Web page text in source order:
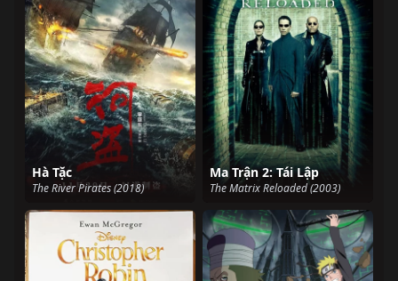
Hà Tặc
The River Pirates (2018)
Ma Trận 2: Tái Lập
The Matrix Reloaded (2003)